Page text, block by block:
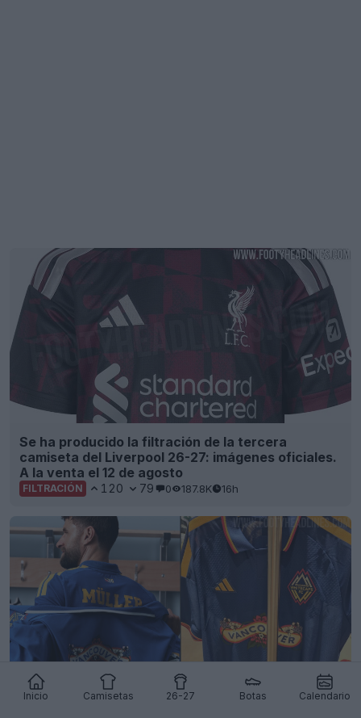
Inicio Camisetas 26-27 Botas Calendario
Se ha producido la filtración de la tercera
camiseta del Liverpool 26-27: imágenes oficiales.
A la venta el 12 de agosto
FILTRACIÓN 120 79 0 187.8K 16h